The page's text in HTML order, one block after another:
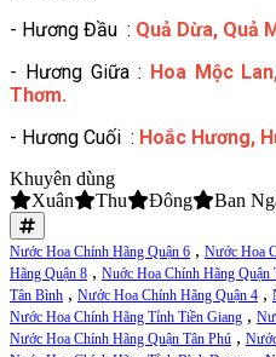
- Hương Đầu : Quả Dừa, Quả
- Hương Giữa : Hoa Mộc
Thơm.
- Hương Cuối : Hoắc Hương,
Khuyên dùng
Xuân
Thu Đông Ban
Nước Hoa Chính Hãng Quận 6 , Nước Hoa
Hãng Quận 8 , Nuớc Hoa Chính Hãng
Tân Bình , Nước Hoa Chính Hãng Quận 4 ,
Nước Hoa Chính Hãng Tỉnh Tiền Giang ,
Nước Hoa Chính Hãng Quận Tân Phú ,